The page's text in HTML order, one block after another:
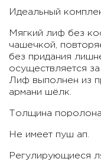
Идеальный
Мягкий лиф без
чашечкой,
без придания
осуществляется
Лиф выполнен из
армани шёлк.
Толщина
Не имеет пуш ап.
Регулирующиеся